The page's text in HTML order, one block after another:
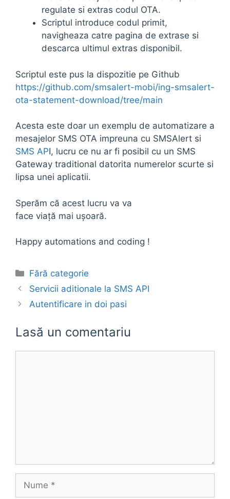
regulate si extras codul OTA.
Scriptul introduce codul primit,
navigheaza catre pagina de extrase si
descarca ultimul extras disponibil.
Scriptul este pus la dispozitie pe Github
https://github.com/smsalert-mobi/ing-smsalert-
ota-statement-download/tree/main
Acesta este doar un exemplu de automatizare a
mesajelor SMS OTA impreuna cu SMSAlert si
SMS API, lucru ce nu ar fi posibil cu un SMS
Gateway traditional datorita numerelor scurte si
lipsa unei aplicatii.
Sperăm că acest lucru va va
face viață mai ușoară.
Happy automations and coding !
Categorii
Fără categorie
Servicii aditionale la SMS API
Autentificare in doi pasi
Lasă un comentariu